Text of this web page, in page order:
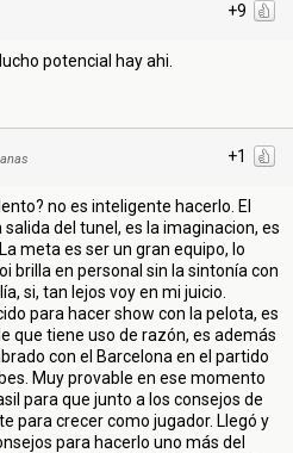
+9
potencial hay ahi.
+1
no es inteligente hacerlo. El
del tunel, es la imaginacion, es
meta es ser un gran equipo, lo
brilla en personal sin la sintonía con
si, tan lejos voy en mi juicio.
para hacer show con la pelota, es
que tiene uso de razón, es además
con el Barcelona en el partido
Muy provable en ese momento
para que junto a los consejos de
para crecer como jugador. Llegó y
para hacerlo uno más del